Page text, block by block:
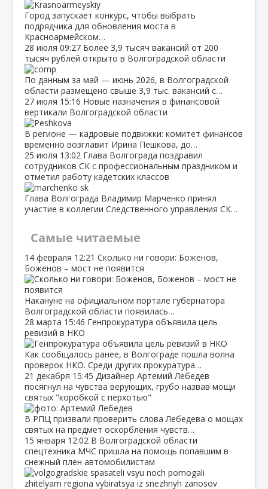
Город запускает конкурс, чтобы выбрать
подрядчика для обновления моста в
Красноармейском…
28 июля 09:27 Более 3,9 тысяч вакансий от 200
тысяч рублей открыто в Волгоградской области
По данным за май — июнь 2026, в Волгоградской
области размещено свыше 3,9 тыс. вакансий с…
27 июля 15:16 Новые назначения в финансовой
вертикали Волгоградской области
В регионе — кадровые подвижки: комитет финансов
временно возглавит Ирина Пешкова, до…
25 июля 13:02 Глава Волгограда поздравил
сотрудников СК с профессиональным праздником и
отметил работу кадетских классов
Глава Волгограда Владимир Марченко принял
участие в коллегии Следственного управления СК…
Самые читаемые
14 февраля 12:21 Сколько ни говори: Боженов,
Боженов – мост не появится
Накануне на официальном портале губернатора
Волгоградской области появилась…
28 марта 15:46 Генпрокуратура объявила цель
ревизий в НКО
Как сообщалось ранее, в Волгограде пошла волна
проверок НКО. Среди других прокуратура…
21 декабря 15:45 Дизайнер Артемий Лебедев
посягнул на чувства верующих, грубо назвав мощи
святых "коробкой с перхотью"
В РПЦ призвали проверить слова Лебедева о мощах
святых на предмет оскорбления чувств…
15 января 12:02 В Волгоградской области
спецтехника МЧС пришла на помощь попавшим в
снежный плен автомобилистам